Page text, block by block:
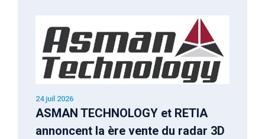
24 juil 2026
ASMAN TECHNOLOGY et RETIA
annoncent la ère vente du radar 3D